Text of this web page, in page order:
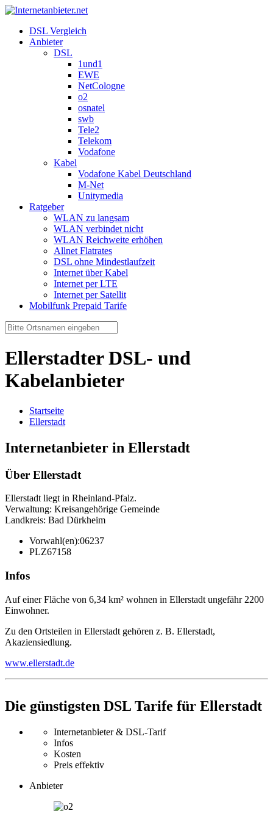
DSL Vergleich
Anbieter
DSL
1und1
EWE
NetCologne
o2
osnatel
swb
Tele2
Telekom
Vodafone
Kabel
Vodafone Kabel Deutschland
M-Net
Unitymedia
Ratgeber
WLAN zu langsam
WLAN verbindet nicht
WLAN Reichweite erhöhen
Allnet Flatrates
DSL ohne Mindestlaufzeit
Internet über Kabel
Internet per LTE
Internet per Satellit
Mobilfunk Prepaid Tarife
Ellerstadter DSL- und
Kabelanbieter
Startseite
Ellerstadt
Internetanbieter in Ellerstadt
Über Ellerstadt
Ellerstadt liegt in Rheinland-Pfalz.
Verwaltung: Kreisangehörige Gemeinde
Landkreis: Bad Dürkheim
Vorwahl(en):06237
PLZ67158
Infos
Auf einer Fläche von 6,34 km² wohnen in Ellerstadt ungefähr 2200
Einwohner.
Zu den Ortsteilen in Ellerstadt gehören z. B. Ellerstadt,
Akaziensiedlung.
www.ellerstadt.de
Die günstigsten DSL Tarife für Ellerstadt
Internetanbieter & DSL-Tarif
Infos
Kosten
Preis effektiv
Anbieter